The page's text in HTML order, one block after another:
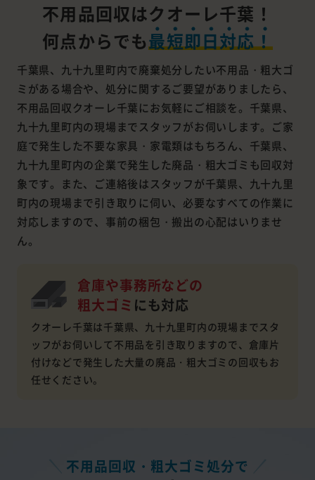
不用品回収はクオーレ千葉！
何点からでも最短即日対応！
千葉県、九十九里町内で廃棄処分したい不用品・粗大ゴ
ミがある場合や、処分に関するご要望がありましたら、
不用品回収クオーレ千葉にお気軽にご相談を。千葉県、
九十九里町内の現場までスタッフがお伺いします。ご家
庭で発生した不要な家具・家電類はもちろん、千葉県、
九十九里町内の企業で発生した廃品・粗大ゴミも回収対
象です。また、ご連絡後はスタッフが千葉県、九十九里
町内の現場まで引き取りに伺い、必要なすべての作業に
対応しますので、事前の梱包・搬出の心配はいりませ
ん。
倉庫や事務所などの
粗大ゴミ にも対応
クオーレ千葉は千葉県、九十九里町内の現場までスタ
ッフがお伺いして不用品を引き取りますので、倉庫片
付けなどで発生した大量の廃品・粗大ゴミの回収もお
任せください。
不用品回収・粗大ゴミ処分で